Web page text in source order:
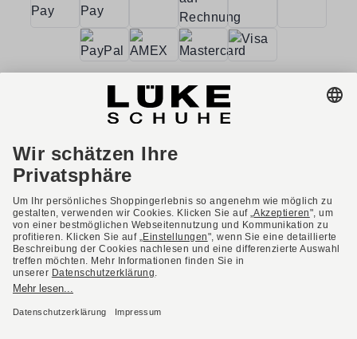
AGB Barrierefreiheit
Impressum
Datenschutzerklärung
Datenschutzeinstellungen